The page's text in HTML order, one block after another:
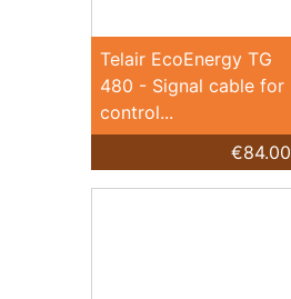
Telair EcoEnergy TG
480 - Signal cable for
control...
€84.00